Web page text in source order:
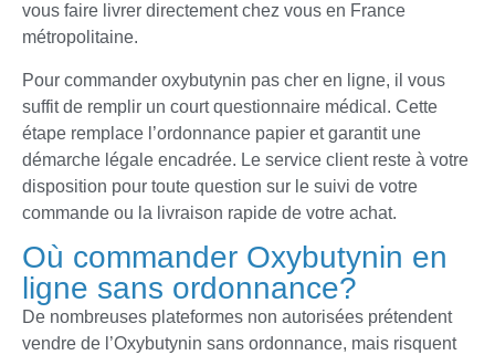
vous faire livrer directement chez vous en France
métropolitaine.
Pour commander oxybutynin pas cher en ligne, il vous
suffit de remplir un court questionnaire médical. Cette
étape remplace l’ordonnance papier et garantit une
démarche légale encadrée. Le service client reste à votre
disposition pour toute question sur le suivi de votre
commande ou la livraison rapide de votre achat.
Où commander Oxybutynin en
ligne sans ordonnance?
De nombreuses plateformes non autorisées prétendent
vendre de l’Oxybutynin sans ordonnance, mais risquent